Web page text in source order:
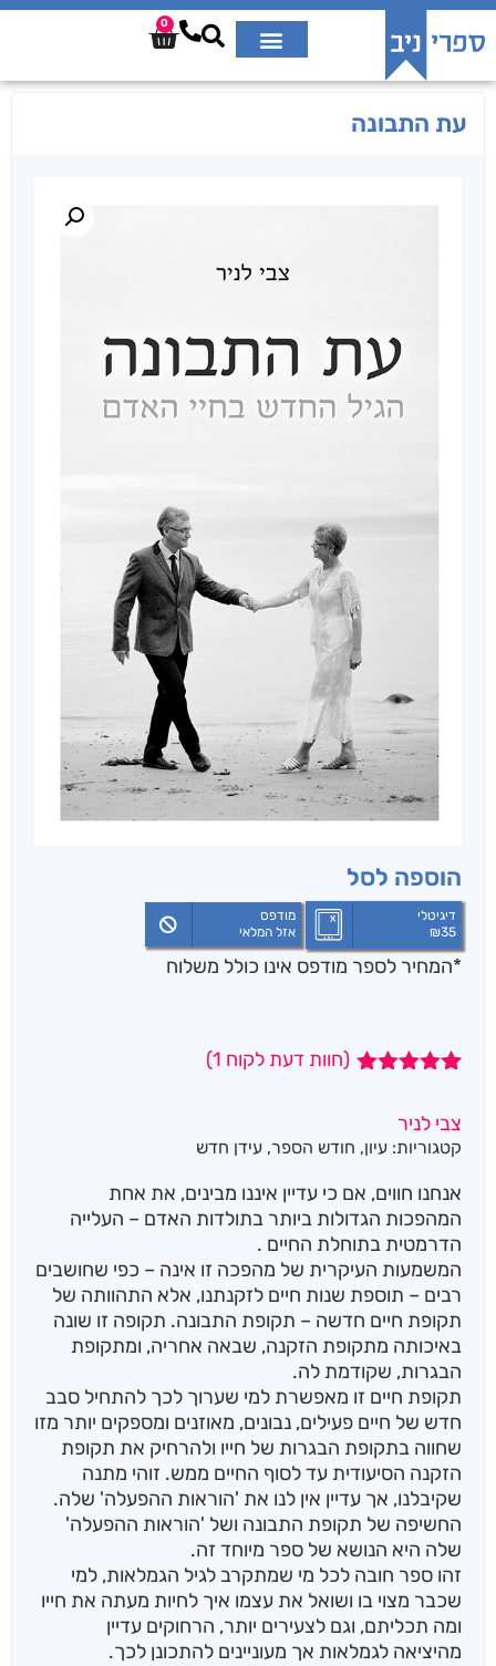
0
עת התבונה
הוספה לסל
דיגיטלי
₪35
מודפס
אזל המלאי
*המחיר לספר מודפס אינו כולל משלוח
מבוסס על
דירוגים של
(חוות דעת לקוח 1
)
צבי לניר
קטגוריות: עיון, חודש הספר, עידן חדש
אנחנו חווים, אם כי עדיין איננו מבינים, את אחת
המהפכות הגדולות ביותר בתולדות האדם – העלייה
הדרמטית בתוחלת החיים .
המשמעות העיקרית של מהפכה זו אינה – כפי שחושבים
רבים – תוספת שנות חיים לזקנתנו, אלא התהוותה של
תקופת חיים חדשה – תקופת התבונה. תקופה זו שונה
באיכותה מתקופת הזקנה, שבאה אחריה, ומתקופת
הבגרות, שקודמת לה.
תקופת חיים זו מאפשרת למי שערוך לכך להתחיל סבב
חדש של חיים פעילים, נבונים, מאוזנים ומספקים יותר מזו
שחווה בתקופת הבגרות של חייו ולהרחיק את תקופת
הזקנה הסיעודית עד לסוף החיים ממש. זוהי מתנה
שקיבלנו, אך עדיין אין לנו את 'הוראות ההפעלה' שלה.
החשיפה של תקופת התבונה ושל 'הוראות ההפעלה'
שלה היא הנושא של ספר מיוחד זה.
זהו ספר חובה לכל מי שמתקרב לגיל הגמלאות, למי
שכבר מצוי בו ושואל את עצמו איך לחיות מעתה את חייו
ומה תכליתם, וגם לצעירים יותר, הרחוקים עדיין
מהיציאה לגמלאות אך מעוניינים להתכונן לכך.